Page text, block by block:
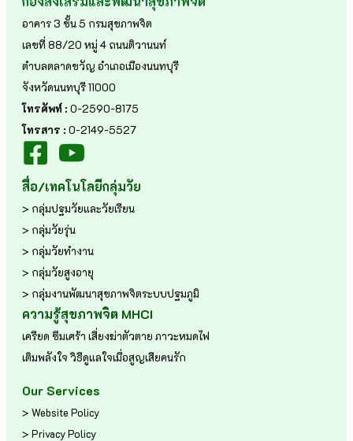
อาคาร 3 ชั้น 5 กรมสุขภาพจิต
เลขที่ 88/20 หมู่ 4 ถนนติวานนท์
ตำบลตลาดขวัญ อำเภอเมืองนนทบุรี
จังหวัดนนทบุรี 11000
โทรศัพท์ : 0-2590-8175
โทรสาร : 0-2149-5527
สื่อ/เทคโนโลยีกลุ่มวัย
> กลุ่มปฐมวัยและวัยเรียน
> กลุ่มวัยรุ่น
> กลุ่มวัยทำงาน
> กลุ่มวัยสูงอายุ
> กลุ่มงานพัฒนาสุขภาพจิตระบบปฐมภูมิ
ความรู้สุขภาพจิต MHCI
เครียด ซึมเศร้า เสี่ยงฆ่าตัวตาย ภาวะหมดไฟ
เติมพลังใจ วิธีดูแลใจเมื่อสูญเสียคนรัก
Our Services
> Website Policy
> Privacy Policy